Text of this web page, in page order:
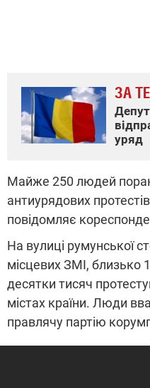
ЗА
уряд
Майже 250 людей
антиурядових
повідомляє
На вулиці румунської
місцевих ЗМІ, близько
десятки тисяч
містах країни. Люди
правлячу партію